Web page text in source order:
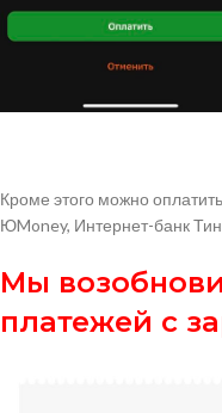
Кроме этого можно
ЮMoney, Интернет-банк
Мы
платежей с